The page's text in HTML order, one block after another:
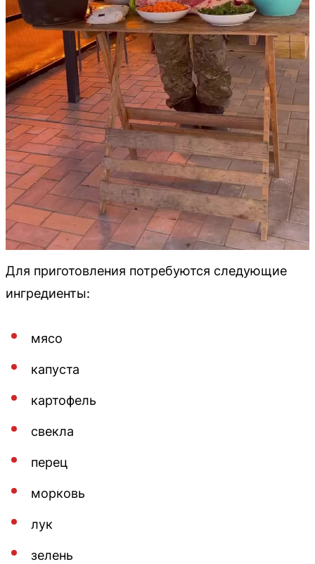
Для приготовления потребуются следующие
ингредиенты:
мясо
капуста
картофель
свекла
перец
морковь
лук
зелень